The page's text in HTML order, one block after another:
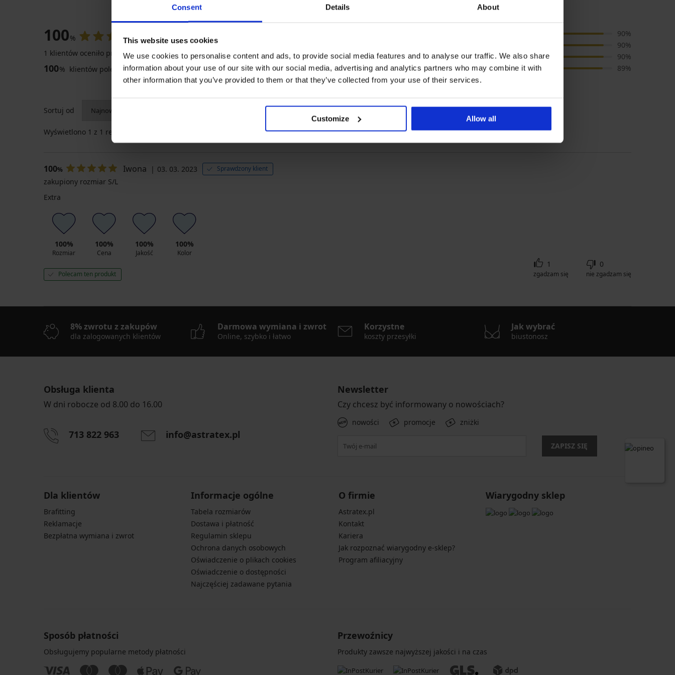
Consent Details About
This website uses cookies
We use cookies to personalise content and ads, to provide social media features and to analyse our traffic. We also share
information about your use of our site with our social media, advertising and analytics partners who may combine it with
other information that you’ve provided to them or that they’ve collected from your use of their services.
Customize Allow all
OCENA PRODUKTU Bodystocking Lea
100%
1 klientów oceniło produkt
100% klientów poleca produkt
3
0x
2
0x
1
0x
90%
90%
Kolor
90%
Rozmiar
89%
Sortuj od Zakupione według poradnika dot. rozmiarów
Wyświetlono 1 z 1 recenzji
100% Iwona 03. 03. 2023 Sprawdzony klient
zakupiony rozmiar S/L
Extra
100%
Rozmiar
100%
Cena
100%
Jakość
100%
Kolor
Polecam ten produkt
1
zgadzam się
0
nie zgadzam się
8% zwrotu z zakupów
dla zalogowanych klientów
Darmowa wymiana i zwrot
Online, szybko i łatwo
Korzystne
koszty przesyłki
Jak wybrać
biustonosz
Obsługa klienta
W dni robocze od 8.00 do 16.00
713 822 963 info@astratex.pl
Newsletter
Czy chcesz być informowany o nowościach?
nowości promocje zniżki
ZAPISZ SIĘ
Dla klientów
Brafitting
Reklamacje
Bezpłatna wymiana i zwrot
Informacje ogólne
Tabela rozmiarów
Dostawa i płatność
Regulamin sklepu
Ochrona danych osobowych
Oświadczenie o plikach cookies
Oświadczenie o dostępności
Najczęściej zadawane pytania
O firmie
Astratex.pl
Kontakt
Kariera
Jak rozpoznać wiarygodny e-sklep?
Program afiliacyjny
Wiarygodny sklep
Sposób płatności
Obsługujemy popularne metody płatności
Przewoźnicy
Produkty zawsze najwyższej jakości i na czas